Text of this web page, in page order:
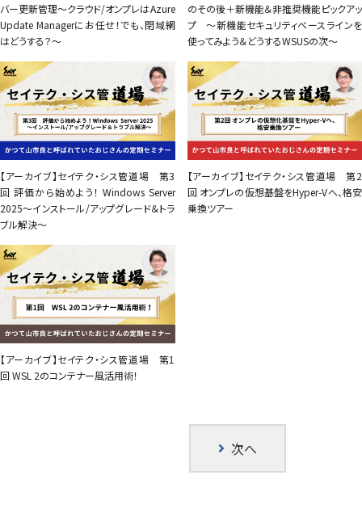
バー更新管理～クラウド/オンプレはAzure
Update Managerにお任せ！でも、閉域網
はどうする？～
のその後＋新機能＆非推奨機能ピックアッ
プ ～新機能セキュリティベースラインを
使ってみよう＆どうするWSUSの次～
【アーカイブ】セイテク・シス管道場 第3
回 評価から始めよう！ Windows Server
2025～インストール/アップグレード＆トラ
ブル解決～
【アーカイブ】セイテク・シス管道場 第2
回 オンプレの仮想基盤をHyper-Vへ、格安
乗換ツアー
【アーカイブ】セイテク・シス管道場 第1
回 WSL 2のコンテナー風活用術！
次へ